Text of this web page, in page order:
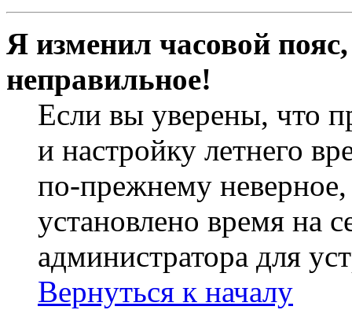
Я изменил часовой
неправильное!
Если вы уверены, что
и настройку летнего
по-прежнему неверное,
установлено время на
администратора для
Вернуться к началу